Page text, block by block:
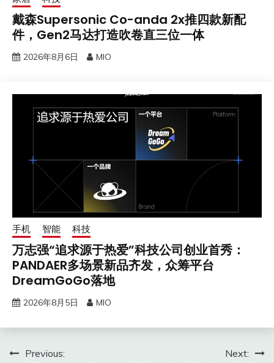
戴森Supersonic Co-anda 2x推四款新配
件，Gen2马达打造吹卷直三位一体
2026年8月6日 MIO
手机 智能 科技
万志强“追求源于热爱”科技公司创业首秀：
PANDAER多场景新品齐发，众筹平台
DreamGoGo落地
2026年8月5日 MIO
文 Previous:
Next: